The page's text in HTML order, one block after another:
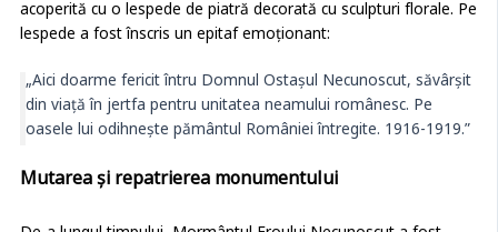
acoperită cu o lespede de piatră decorată cu sculpturi florale. Pe
lespede a fost înscris un epitaf emoționant:
„Aici doarme fericit întru Domnul Ostașul Necunoscut, săvârșit
din viață în jertfa pentru unitatea neamului românesc. Pe
oasele lui odihnește pământul României întregite. 1916-1919.”
Mutarea și repatrierea monumentului